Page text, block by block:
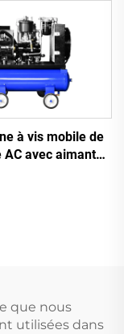
avec réservoir de
1200 L
à vis mobile de
AC avec aimant
que nous
utilisées dans